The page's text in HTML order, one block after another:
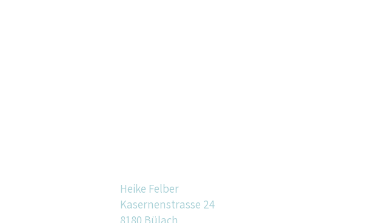
Heike Felber
Kasernenstrasse 24
8180 Bülach